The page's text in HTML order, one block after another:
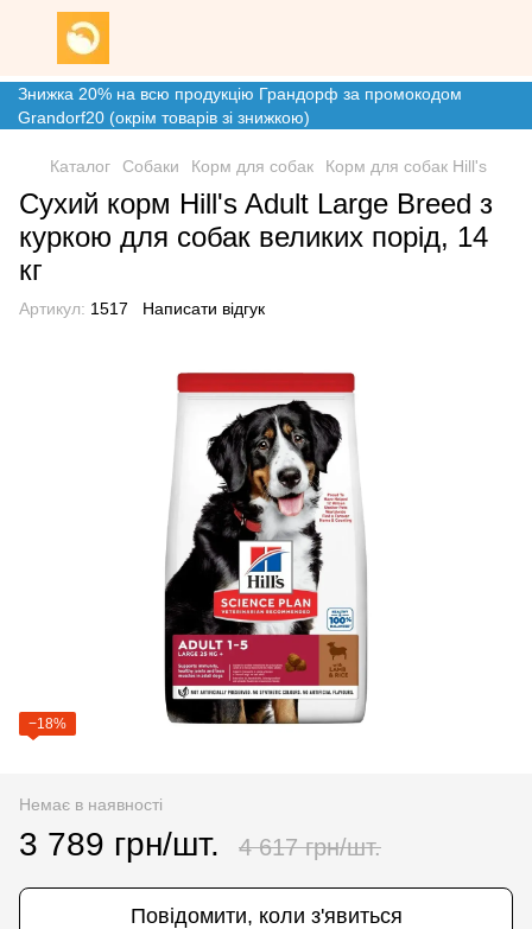
Знижка 20% на всю продукцію Грандорф за промокодом
Grandorf20 (окрім товарів зі знижкою)
Каталог Собаки Корм для собак Корм для собак Hill's
Сухий корм Hill's Adult Large Breed з
куркою для собак великих порід, 14
кг
Артикул: 1517 Написати відгук
−18%
Немає в наявності
3 789 грн/шт. 4 617 грн/шт.
Повідомити, коли з'явиться